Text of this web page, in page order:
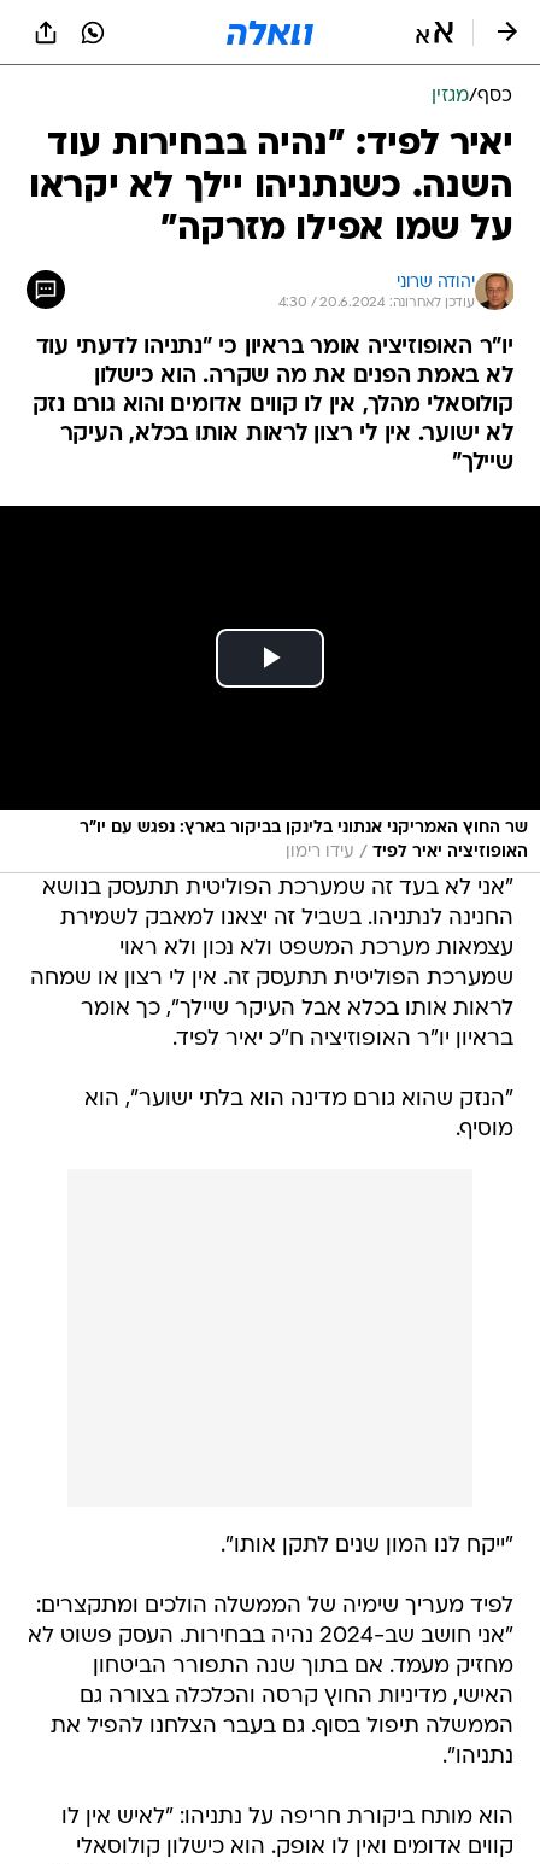
כסף/מגזין
יאיר לפיד: "נהיה בבחירות עוד
השנה. כשנתניהו יילך לא יקראו
על שמו אפילו מזרקה"
יהודה שרוני
עודכן לאחרונה: 20.6.2024 / 4:30
יו"ר האופוזיציה אומר בראיון כי "נתניהו לדעתי עוד
לא באמת הפנים את מה שקרה. הוא כישלון
קולוסאלי מהלך, אין לו קווים אדומים והוא גורם נזק
לא ישוער. אין לי רצון לראות אותו בכלא, העיקר
שיילך"
שר החוץ האמריקני אנתוני בלינקן בביקור בארץ: נפגש עם יו"ר
האופוזיציה יאיר לפיד / עידו רימון
"אני לא בעד זה שמערכת הפוליטית תתעסק בנושא
החנינה לנתניהו. בשביל זה יצאנו למאבק לשמירת
עצמאות מערכת המשפט ולא נכון ולא ראוי
שמערכת הפוליטית תתעסק זה. אין לי רצון או שמחה
לראות אותו בכלא אבל העיקר שיילך", כך אומר
בראיון יו"ר האופוזיציה ח"כ יאיר לפיד.
"הנזק שהוא גורם מדינה הוא בלתי ישוער", הוא
מוסיף.
"ייקח לנו המון שנים לתקן אותו".
לפיד מעריך שימיה של הממשלה הולכים ומתקצרים:
"אני חושב שב-2024 נהיה בבחירות. העסק פשוט לא
מחזיק מעמד. אם בתוך שנה התפורר הביטחון
האישי, מדיניות החוץ קרסה והכלכלה בצורה גם
הממשלה תיפול בסוף. גם בעבר הצלחנו להפיל את
נתניהו".
הוא מותח ביקורת חריפה על נתניהו: "לאיש אין לו
קווים אדומים ואין לו אופק. הוא כישלון קולוסאלי